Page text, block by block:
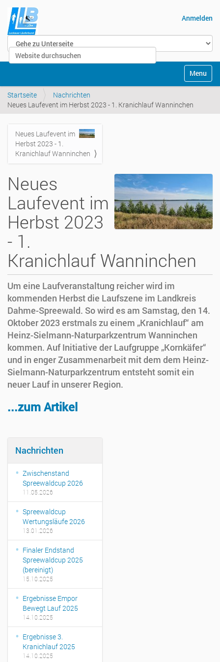
Website durchsuchen
Anmelden
Startseite
Nachrichten
Neues Laufevent im Herbst 2023 - 1. Kranichlauf Wanninchen
Navigation
Neues Laufevent im
Herbst 2023 - 1.
Kranichlauf Wanninchen
Neues
Laufevent im
Herbst 2023
- 1.
Kranichlauf Wanninchen
Um eine Laufveranstaltung reicher wird im
kommenden Herbst die Laufszene im Landkreis
Dahme-Spreewald. So wird es am Samstag, den 14.
Oktober 2023 erstmals zu einem „Kranichlauf“ am
Heinz-Sielmann-Naturparkzentrum Wanninchen
kommen. Auf Initiative der Laufgruppe „Kornkäfer“
und in enger Zusammenarbeit mit dem dem Heinz-
Sielmann-Naturparkzentrum entsteht somit ein
neuer Lauf in unserer Region.
...zum Artikel
Nachrichten
Zwischenstand
Spreewaldcup 2026
11.05.2026
Spreewaldcup
Wertungsläufe 2026
13.01.2026
Finaler Endstand
Spreewaldcup 2025
(bereinigt)
15.10.2025
Ergebnisse Empor
Bewegt Lauf 2025
14.10.2025
Ergebnisse 3.
Kranichlauf 2025
14.10.2025